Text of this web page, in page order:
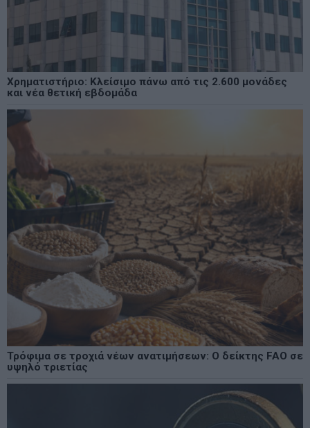
Χρηματιστήριο: Κλείσιμο πάνω από τις 2.600 μονάδες
και νέα θετική εβδομάδα
Τρόφιμα σε τροχιά νέων ανατιμήσεων: Ο δείκτης FAO σε
υψηλό τριετίας